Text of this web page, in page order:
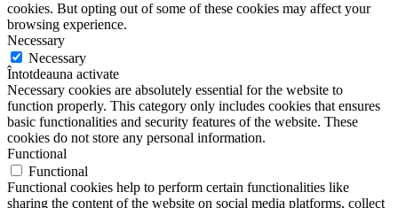
cookies. But opting out of some of these cookies may affect your
browsing experience.
Necessary
Necessary
Întotdeauna activate
Necessary cookies are absolutely essential for the website to
function properly. This category only includes cookies that ensures
basic functionalities and security features of the website. These
cookies do not store any personal information.
Functional
Functional
Functional cookies help to perform certain functionalities like
sharing the content of the website on social media platforms, collect